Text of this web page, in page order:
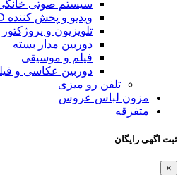
سیستم صوتی
ویدیو و پخش کننده DVD
تلویزیون و پروژکتور
دوربین مدار بسته
فیلم و موسیقی
دوربین عکاسی و
تلفن رو میزی
مزون لباس عروس
متفرقه
ثبت اگهی رایگان
×